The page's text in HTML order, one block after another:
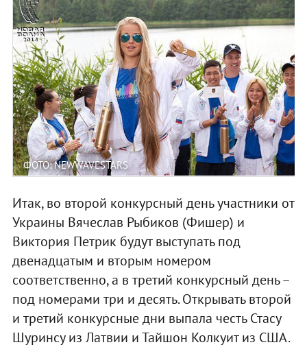
ФОТО: NEWWAVESTARS
Итак, во второй конкурсный день участники от
Украины Вячеслав Рыбиков (Фишер) и
Виктория Петрик будут выступать под
двенадцатым и вторым номером
соответственно, а в третий конкурсный день –
под номерами три и десять. Открывать второй
и третий конкурсные дни выпала честь Стасу
Шуринсу из Латвии и Тайшон Колкуит из США.